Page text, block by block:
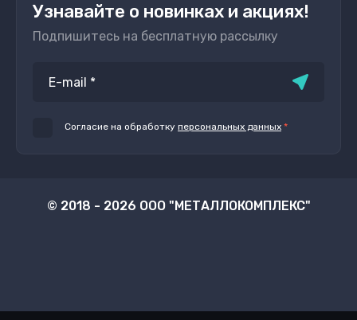
Узнавайте о новинках и акциях!
Подпишитесь на бесплатную рассылку
Согласие на обработку персональных данных *
© 2018 - 2026 ООО "МЕТАЛЛОКОМПЛЕКС"